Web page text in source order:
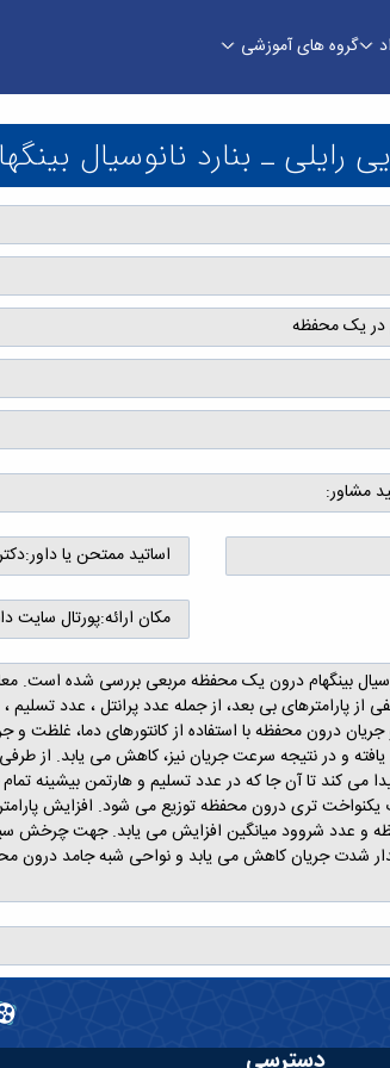
گروه های آموزشی
رایلی ـ بنارد نانوسیال
در یک محفظه
مشاور:
اساتید ممتحن یا داور:
مکان ارائه:پورتال سایت
بینگهام درون یک محفظه مربعی بررسی شده است.
پارامترهای بی بعد، از جمله عدد پرانتل ، عدد
درون محفظه با استفاده از کانتورهای دما،
و در نتیجه سرعت جریان نیز، کاهش می یابد. از
می کند تا آن جا که در عدد تسلیم و هارتمن بیشینه
تری درون محفظه توزیع می شود. افزایش
و عدد شروود میانگین افزایش می یابد. جهت چرخش
شدت جریان کاهش می یابد و نواحی شبه جامد
دسترسی